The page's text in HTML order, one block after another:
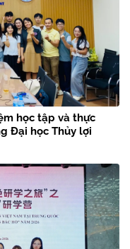
học tập và thực
Đại học Thủy lợi